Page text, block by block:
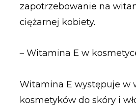
zapotrzebowanie na
ciężarnej kobiety.
– Witamina E w
Witamina E występuje w
kosmetyków do skóry i